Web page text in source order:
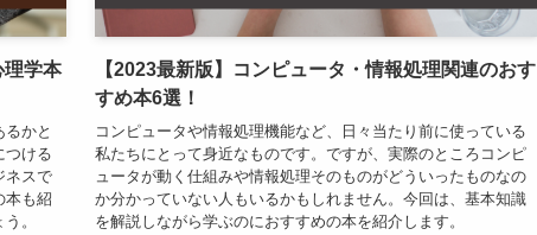
理学本
かと
つける
ネスで
本も紹
。
【2023最新版】コンピュータ・情報処理関連のおす
すめ本6選！
コンピュータや情報処理機能など、日々当たり前に使っている
私たちにとって身近なものです。ですが、実際のところコンピ
ュータが動く仕組みや情報処理そのものがどういったものなの
か分かっていない人もいるかもしれません。今回は、基本知識
を解説しながら学ぶのにおすすめの本を紹介します。